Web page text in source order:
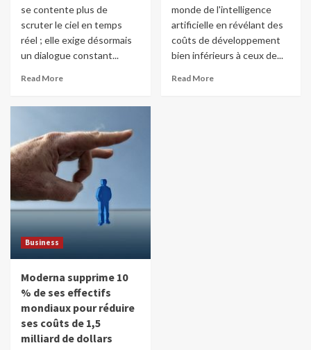
se contente plus de
scruter le ciel en temps
réel ; elle exige désormais
un dialogue constant...
Read More
monde de l'intelligence
artificielle en révélant des
coûts de développement
bien inférieurs à ceux de...
Read More
Business
Moderna supprime 10
% de ses effectifs
mondiaux pour réduire
ses coûts de 1,5
milliard de dollars